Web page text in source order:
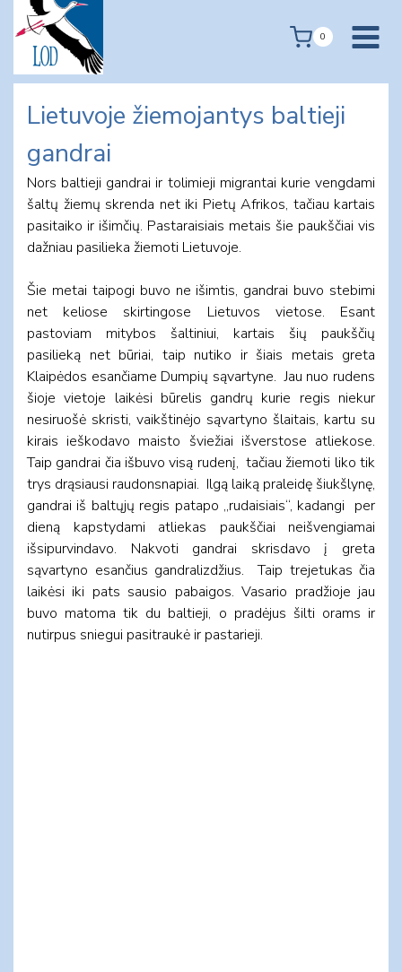
content
0
Lietuvoje žiemojantys baltieji
gandrai
Nors baltieji gandrai ir tolimieji migrantai kurie vengdami
šaltų žiemų skrenda net iki Pietų Afrikos, tačiau kartais
pasitaiko ir išimčių. Pastaraisiais metais šie paukščiai vis
dažniau pasilieka žiemoti Lietuvoje.
Šie metai taipogi buvo ne išimtis, gandrai buvo stebimi
net keliose skirtingose Lietuvos vietose. Esant
pastoviam mitybos šaltiniui, kartais šių paukščių
pasilieką net būriai, taip nutiko ir šiais metais greta
Klaipėdos esančiame Dumpių sąvartyne. Jau nuo rudens
šioje vietoje laikėsi būrelis gandrų kurie regis niekur
nesiruošė skristi, vaikštinėjo sąvartyno šlaitais, kartu su
kirais ieškodavo maisto šviežiai išverstose atliekose.
Taip gandrai čia išbuvo visą rudenį, tačiau žiemoti liko tik
trys drąsiausi raudonsnapiai. Ilgą laiką praleidę šiukšlynę,
gandrai iš baltųjų regis patapo „rudaisiais“, kadangi per
dieną kapstydami atliekas paukščiai neišvengiamai
išsipurvindavo. Nakvoti gandrai skrisdavo į greta
sąvartyno esančius gandralizdžius. Taip trejetukas čia
laikėsi iki pats sausio pabaigos. Vasario pradžioje jau
buvo matoma tik du baltieji, o pradėjus šilti orams ir
nutirpus sniegui pasitraukė ir pastarieji.